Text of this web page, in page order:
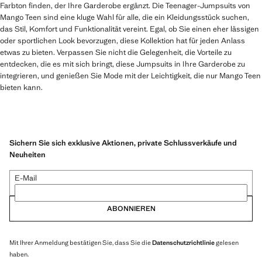
Farbton finden, der Ihre Garderobe ergänzt. Die Teenager-Jumpsuits von
Mango Teen sind eine kluge Wahl für alle, die ein Kleidungsstück suchen,
das Stil, Komfort und Funktionalität vereint. Egal, ob Sie einen eher lässigen
oder sportlichen Look bevorzugen, diese Kollektion hat für jeden Anlass
etwas zu bieten. Verpassen Sie nicht die Gelegenheit, die Vorteile zu
entdecken, die es mit sich bringt, diese Jumpsuits in Ihre Garderobe zu
integrieren, und genießen Sie Mode mit der Leichtigkeit, die nur Mango Teen
bieten kann.
Sichern Sie sich exklusive Aktionen, private Schlussverkäufe und
Neuheiten
E-Mail
ABONNIEREN
Mit Ihrer Anmeldung bestätigen Sie, dass Sie dieDatenschutzrichtliniegelesen
haben.